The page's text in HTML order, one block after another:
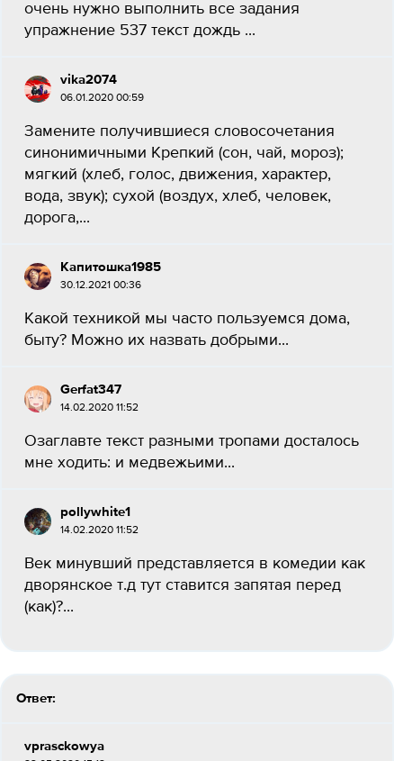
очень нужно выполнить все задания
упражнение 537 текст дождь ​...
vika2074
06.01.2020 00:59
Замените получившиеся словосочетания
синонимичными Крепкий (сон, чай, мороз);
мягкий (хлеб, голос, движения, характер,
вода, звук); сухой (воздух, хлеб, человек,
дорога,...
Капитошка1985
30.12.2021 00:36
Какой техникой мы часто пользуемся дома,
быту? Можно их назвать добрыми...
Gerfat347
14.02.2020 11:52
Озаглавте текст разными тропами досталось
мне ходить: и медвежьими...
pollywhite1
14.02.2020 11:52
Век минувший представляется в комедии как
дворянское т.д тут ставится запятая перед
(как)?...
Ответ:
vprasckowya